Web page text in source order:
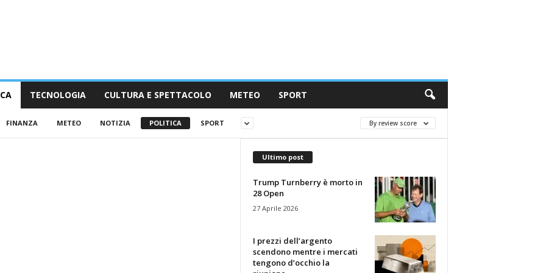
TECNOLOGIA CULTURA E SPETTACOLO METEO SPORT
FINANZA METEO NOTIZIA POLITICA SPORT By review score
Ultimo post
Trump Turnberry è morto in
28 Open
27 Aprile 2026
I prezzi dell’argento
scendono mentre i mercati
tengono d’occhio la